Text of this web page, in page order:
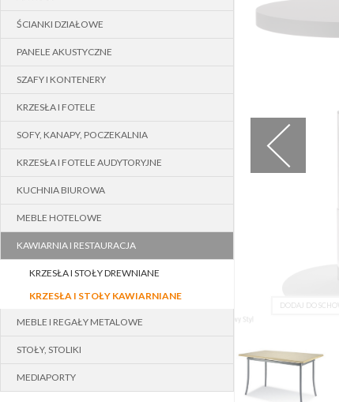
ŚCIANKI DZIAŁOWE
PANELE AKUSTYCZNE
SZAFY I KONTENERY
KRZESŁA I FOTELE
SOFY, KANAPY, POCZEKALNIA
KRZESŁA I FOTELE AUDYTORYJNE
KUCHNIA BIUROWA
MEBLE HOTELOWE
KAWIARNIA I RESTAURACJA
KRZESŁA I STOŁY DREWNIANE
KRZESŁA I STOŁY KAWIARNIANE
MEBLE I REGAŁY METALOWE
STOŁY, STOLIKI
MEDIAPORTY
DODAJ DO